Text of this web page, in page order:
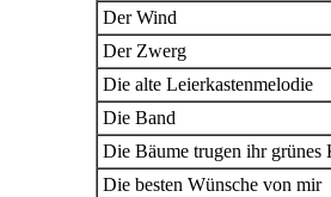
Der Wind
Der Zwerg
Die alte Leierkastenmelodie
Die Band
Die Bäume trugen ihr grünes
Die besten Wünsche von mir